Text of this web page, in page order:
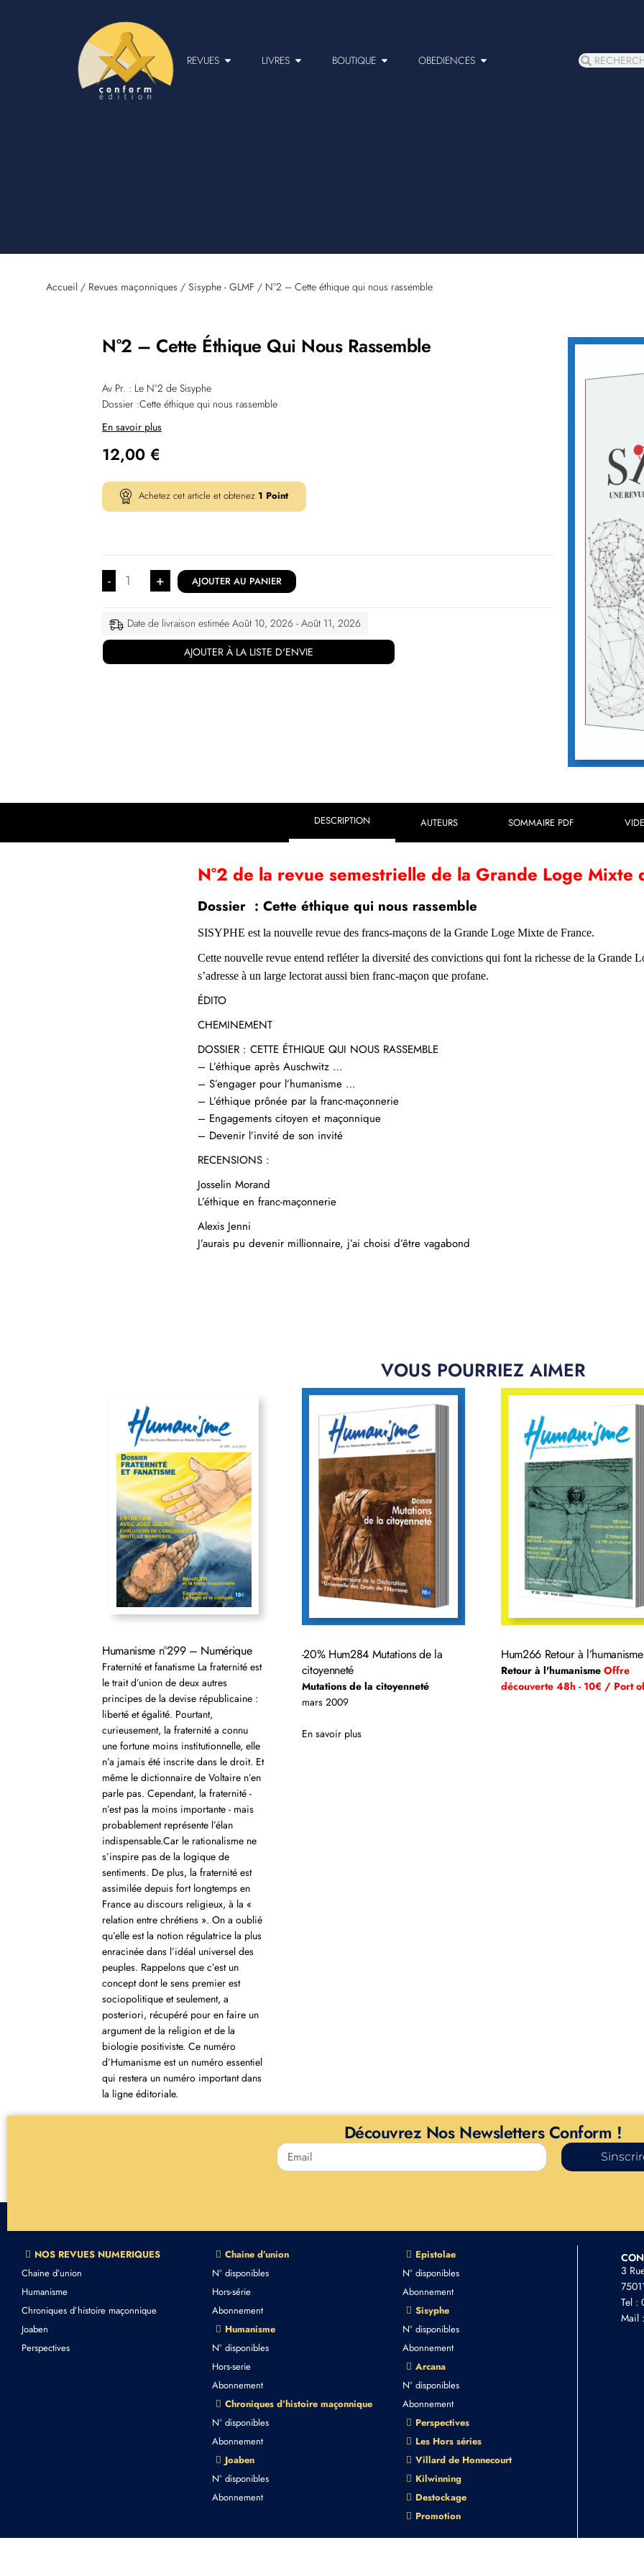
REVUES LIVRES BOUTIQUE OBEDIENCES
Accueil/ Revues maçonniques/ Sisyphe - GLMF / N°2 – Cette éthique qui nous rassemble
N°2 – Cette Éthique Qui Nous Rassemble
Av Pr. : Le N°2 de Sisyphe
Dossier :Cette éthique qui nous rassemble
En savoir plus
12,00 €
Achetez cet article et obtenez 1 Point
- + AJOUTER AU PANIER
Date de livraison estimée Août 10, 2026 - Août 11, 2026
AJOUTER À LA LISTE D'ENVIE
DESCRIPTION AUTEURS SOMMAIRE PDF
N°2 de la revue semestrielle de la Grande Loge Mixte
Dossier : Cette éthique qui nous rassemble
SISYPHE est la nouvelle revue des francs-maçons de la Grande Loge Mixte de France.
Cette nouvelle revue entend refléter la diversité des convictions qui font la richesse de la Grande
s’adresse à un large lectorat aussi bien franc-maçon que profane.
ÉDITO
CHEMINEMENT
DOSSIER : CETTE ÉTHIQUE QUI NOUS RASSEMBLE
– L’éthique après Auschwitz …
– S’engager pour l’humanisme …
– L’éthique prônée par la franc-maçonnerie
– Engagements citoyen et maçonnique
– Devenir l’invité de son invité
RECENSIONS :
Josselin Morand
L’éthique en franc-maçonnerie
Alexis Jenni
J’aurais pu devenir millionnaire, j’ai choisi d’être vagabond
VOUS POURRIEZ AIMER
Humanisme n°299 – Numérique
Fraternité et fanatisme La fraternité est
le trait d’union de deux autres
principes de la devise républicaine :
liberté et égalité. Pourtant,
curieusement, la fraternité a connu
une fortune moins institutionnelle, elle
n’a jamais été inscrite dans le droit. Et
même le dictionnaire de Voltaire n’en
parle pas. Cependant, la fraternité -
n’est pas la moins importante - mais
probablement représente l’élan
indispensable.Car le rationalisme ne
s’inspire pas de la logique de
sentiments. De plus, la fraternité est
assimilée depuis fort longtemps en
France au discours religieux, à la «
relation entre chrétiens ». On a oublié
qu’elle est la notion régulatrice la plus
enracinée dans l’idéal universel des
peuples. Rappelons que c’est un
concept dont le sens premier est
sociopolitique et seulement, a
posteriori, récupéré pour en faire un
argument de la religion et de la
biologie positiviste. Ce numéro
d’Humanisme est un numéro essentiel
qui restera un numéro important dans
la ligne éditoriale.
-20% Hum284 Mutations de la
citoyenneté
Mutations de la citoyenneté
mars 2009
En savoir plus
Hum266 Retour à l’humanisme
Retour à l'humanisme Offre
découverte 48h - 10€ / Port
Découvrez Nos Newsletters Conform !
NOS REVUES NUMERIQUES
Chaine d’union
Humanisme
Chroniques d’histoire maçonnique
Joaben
Perspectives
Chaine d’union
N° disponibles
Hors-série
Abonnement
Humanisme
N° disponibles
Hors-serie
Abonnement
Chroniques d’histoire maçonnique
N° disponibles
Abonnement
Joaben
N° disponibles
Abonnement
Epistolae
N° disponibles
Abonnement
Sisyphe
N° disponibles
Abonnement
Arcana
N° disponibles
Abonnement
Perspectives
Les Hors séries
Villard de Honnecourt
Kilwinning
Destockage
Promotion
3
Tel :
Mail